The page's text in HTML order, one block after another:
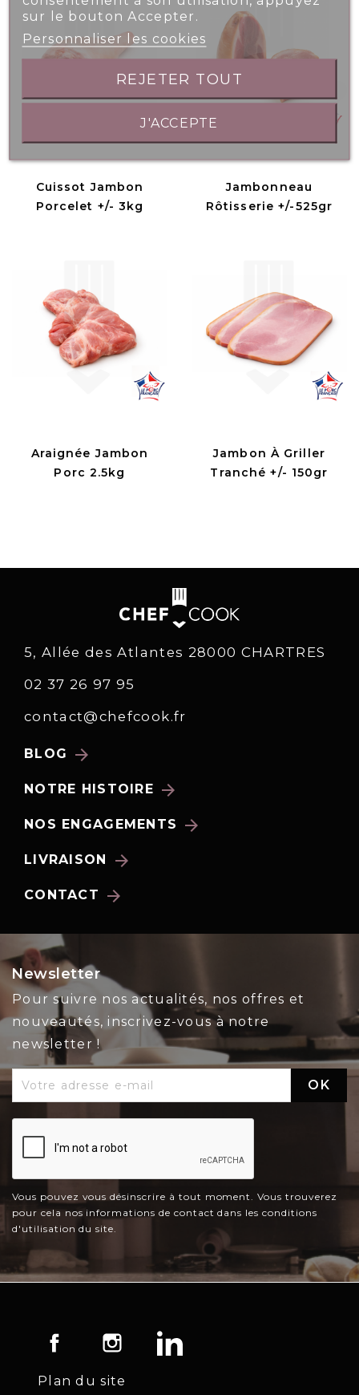
Cuissot Jambon
Porcelet +/- 3kg
Jambonneau
Rôtisserie +/-525gr
Araignée Jambon
Porc 2.5kg
Jambon À Griller
Tranché +/- 150gr
5, Allée des Atlantes 28000 CHARTRES
02 37 26 97 95
contact@chefcook.fr
BLOG arrow_forward
NOTRE HISTOIRE arrow_forward
NOS ENGAGEMENTS arrow_forward
LIVRAISON arrow_forward
CONTACT arrow_forward
Newsletter
Pour suivre nos actualités, nos offres et
nouveautés, inscrivez-vous à notre
newsletter !
Vous pouvez vous désinscrire à tout moment. Vous trouverez
pour cela nos informations de contact dans les conditions
d'utilisation du site.
Facebook Instagram
Plan du site
sur le bouton Accepter.
Personnaliser les cookies
REJETER TOUT
J'ACCEPTE